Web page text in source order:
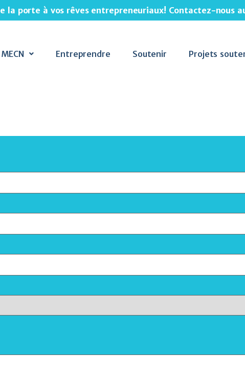
la porte à vos rêves entrepreneuriaux! Contactez-nous
MECN Entreprendre Soutenir Projets